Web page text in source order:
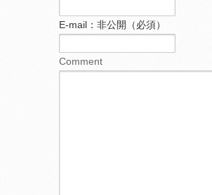
E-mail：非公開（必須）
Comment